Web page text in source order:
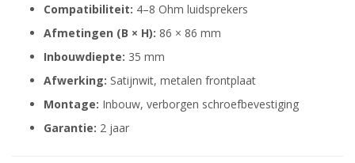
Compatibiliteit: 4–8 Ohm luidsprekers
Afmetingen (B × H): 86 × 86 mm
Inbouwdiepte: 35 mm
Afwerking: Satijnwit, metalen frontplaat
Montage: Inbouw, verborgen schroefbevestiging
Garantie: 2 jaar